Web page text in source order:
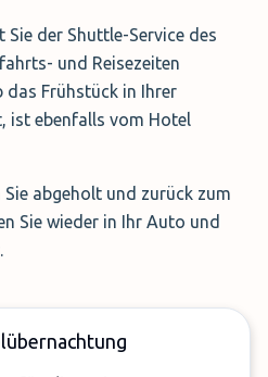
der Shuttle-Service des
und Reisezeiten
das Frühstück in Ihrer
ist ebenfalls vom Hotel
Sie abgeholt und zurück zum
Sie wieder in Ihr Auto und